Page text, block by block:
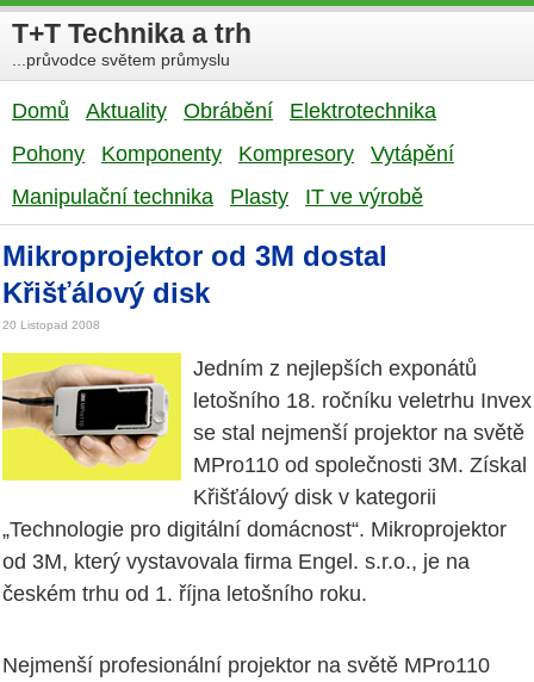
T+T Technika a trh
...průvodce světem průmyslu
Domů Aktuality Obrábění
Elektrotechnika
Pohony
Komponenty Kompresory
Vytápění
Manipulační technika
Plasty IT ve výrobě
Mikroprojektor od 3M dostal
Křišťálový disk
20 Listopad 2008
Jedním z nejlepších exponátů
letošního 18. ročníku veletrhu Invex
se stal nejmenší projektor na světě
MPro110 od společnosti 3M. Získal
Křišťálový disk v kategorii
„Technologie pro digitální domácnost“. Mikroprojektor
od 3M, který vystavovala firma Engel. s.r.o., je na
českém trhu od 1. října letošního roku.
Nejmenší profesionální projektor na světě MPro110